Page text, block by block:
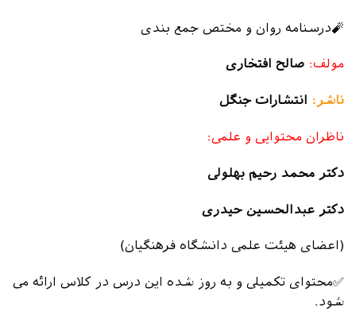
🧨درسنامه روان و مختص جمع بندی
مولف: صالح افتخاری
ناشر: انتشارات جنگل
ناظران محتوایی و علمی:
دکتر محمد رحیم بهلولی
دکتر عبدالحسین حیدری
(اعضای هیئت علمی دانشگاه فرهنگیان)
✅محتوای تکمیلی و به روز شده این درس در کلاس ارائه می
شود.